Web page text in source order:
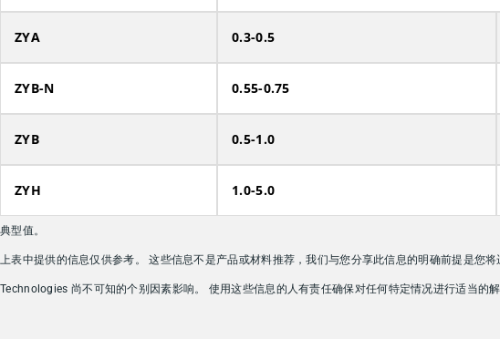
ZYA 0.3-0.5
ZYB-N 0.55-0.75
ZYB 0.5-1.0
ZYH 1.0-5.0
典型值。
上表中提供的信息仅供参考。 这些信息不是产品或材料推荐，我们与您分享此信息的明确前提是
Technologies 尚不可知的个别因素影响。 使用这些信息的人有责任确保对任何特定情况进行适当的解